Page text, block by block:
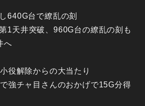
640G台で繚乱の刻
1天井突破、960G台の繚乱の刻も
へ
役解除からの大当たり
強チャ目さんのおかげで15G分得